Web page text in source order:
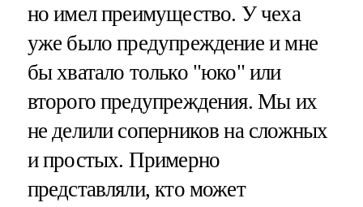
но имел преимущество. У чеха
уже было предупреждение и мне
бы хватало только "юко" или
второго предупреждения. Мы их
не делили соперников на сложных
и простых. Примерно
представляли, кто может